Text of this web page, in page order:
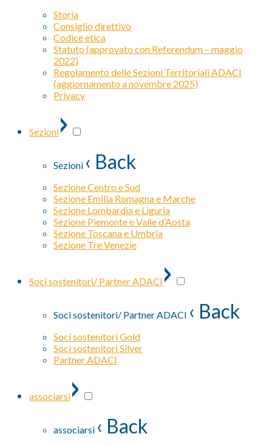
Storia
Consiglio direttivo
Codice etica
Statuto (approvato con Referendum – maggio
2022)
Regolamento delle Sezioni Territoriali ADACI
(aggiornamento a novembre 2025)
Privacy
Sezioni›
Sezioni ‹ Back
Sezione Centro e Sud
Sezione Emilia Romagna e Marche
Sezione Lombardia e Liguria
Sezione Piemonte e Valle d’Aosta
Sezione Toscana e Umbria
Sezione Tre Venezie
Soci sostenitori/ Partner ADACI ›
Soci sostenitori/ Partner ADACI ‹ Back
Soci sostenitori Gold
Soci sostenitori Silver
Partner ADACI
associarsi›
associarsi ‹ Back